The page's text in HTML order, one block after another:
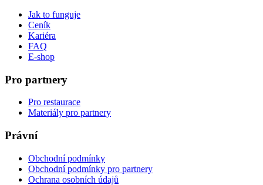
Jak to funguje
Ceník
Kariéra
FAQ
E-shop
Pro partnery
Pro restaurace
Materiály pro partnery
Právní
Obchodní podmínky
Obchodní podmínky pro partnery
Ochrana osobních údajů